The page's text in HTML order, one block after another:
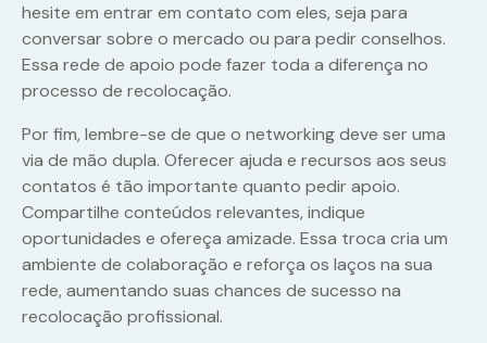
hesite em entrar em contato com eles, seja para
conversar sobre o mercado ou para pedir conselhos.
Essa rede de apoio pode fazer toda a diferença no
processo de recolocação.
Por fim, lembre-se de que o networking deve ser uma
via de mão dupla. Oferecer ajuda e recursos aos seus
contatos é tão importante quanto pedir apoio.
Compartilhe conteúdos relevantes, indique
oportunidades e ofereça amizade. Essa troca cria um
ambiente de colaboração e reforça os laços na sua
rede, aumentando suas chances de sucesso na
recolocação profissional.